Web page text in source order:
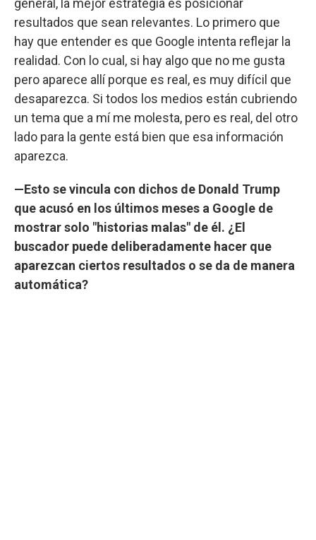
general, la mejor estrategia es posicionar
resultados que sean relevantes. Lo primero que
hay que entender es que Google intenta reflejar la
realidad. Con lo cual, si hay algo que no me gusta
pero aparece allí porque es real, es muy difícil que
desaparezca. Si todos los medios están cubriendo
un tema que a mí me molesta, pero es real, del otro
lado para la gente está bien que esa información
aparezca.
—Esto se vincula con dichos de Donald Trump
que acusó en los últimos meses a Google de
mostrar solo "historias malas" de él. ¿El
buscador puede deliberadamente hacer que
aparezcan ciertos resultados o se da de manera
automática?